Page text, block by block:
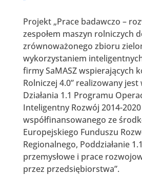
Projekt „Prace badawczo –
zespołem maszyn rolniczych
zrównoważonego zbioru
wykorzystaniem
firmy SaMASZ wspierających
Rolniczej 4.0” realizowany
Działania 1.1 Programu
Inteligentny Rozwój 2014-2020
współfinansowanego ze
Europejskiego Funduszu
Regionalnego, Poddziałanie
przemysłowe i prace
przez przedsiębiorstwa”.